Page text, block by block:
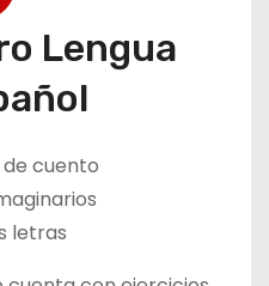
Lengua
de cuento
letras